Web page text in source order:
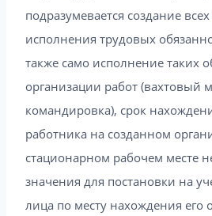
подразумевается создание
исполнения трудовых
также само исполнение таких
организации работ (вахтовый
командировка), срок
работника на созданном
стационарном рабочем месте
значения для постановки на
лица по месту нахождения его